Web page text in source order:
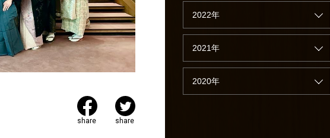
share share
2022年
2021年
2020年